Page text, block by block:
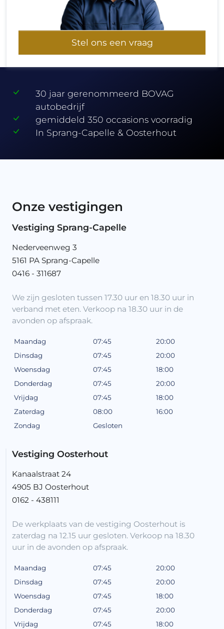
Stel ons een vraag
30 jaar gerenommeerd BOVAG
autobedrijf
gemiddeld 350 occasions voorradig
In Sprang-Capelle & Oosterhout
Onze vestigingen
Vestiging Sprang-Capelle
Nederveenweg 3
5161 PA Sprang-Capelle
0416 - 311687
We zijn gesloten tussen 17.30 uur en 18.30 uur in
verband met eten. Verkoop na 18.30 uur in de
avonden op afspraak.
Maandag 07:45
20:00
Dinsdag
07:45
20:00
Woensdag
07:45
18:00
Donderdag
07:45
20:00
Vrijdag
07:45
18:00
Zaterdag
08:00
16:00
Zondag
Gesloten
Vestiging Oosterhout
Kanaalstraat 24
4905 BJ Oosterhout
0162 - 438111
De werkplaats van de vestiging Oosterhout is
zaterdag na 12.15 uur gesloten. Verkoop na 18.30
uur in de avonden op afspraak.
Maandag 07:45
20:00
Dinsdag
07:45
20:00
Woensdag
07:45
18:00
Donderdag
07:45
20:00
Vrijdag
07:45
18:00